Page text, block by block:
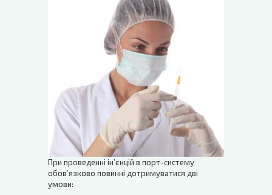
При проведенні ін’єкцій в порт-систему
обов’язково повинні дотримуватися дві
умови: